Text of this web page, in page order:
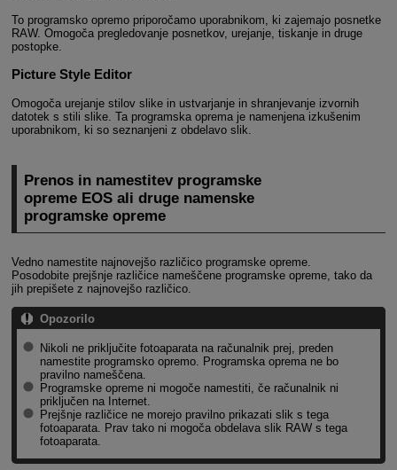
To programsko opremo priporočamo uporabnikom, ki zajemajo posnetke
RAW. Omogoča pregledovanje posnetkov, urejanje, tiskanje in druge
postopke.
Picture Style Editor
Omogoča urejanje stilov slike in ustvarjanje in shranjevanje izvornih
datotek s stili slike. Ta programska oprema je namenjena izkušenim
uporabnikom, ki so seznanjeni z obdelavo slik.
Prenos in namestitev programske
opreme EOS ali druge namenske
programske opreme
Vedno namestite najnovejšo različico programske opreme.
Posodobite prejšnje različice nameščene programske opreme, tako da
jih prepišete z najnovejšo različico.
Opozorilo
Nikoli ne priključite fotoaparata na računalnik prej, preden
namestite programsko opremo. Programska oprema ne bo
pravilno nameščena.
Programske opreme ni mogoče namestiti, če računalnik ni
priključen na Internet.
Prejšnje različice ne morejo pravilno prikazati slik s tega
fotoaparata. Prav tako ni mogoča obdelava slik RAW s tega
fotoaparata.